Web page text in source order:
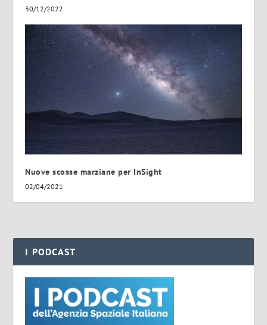
30/12/2022
Nuove scosse marziane per InSight
02/04/2021
I PODCAST